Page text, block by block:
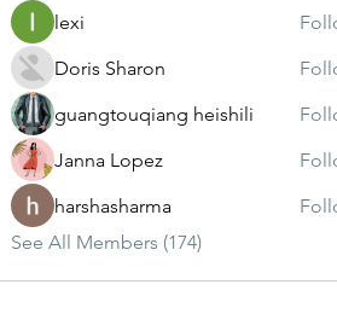
lexi
Doris Sharon
guangtouqiang heishili
Janna Lopez
harshasharma
See All Members (174)